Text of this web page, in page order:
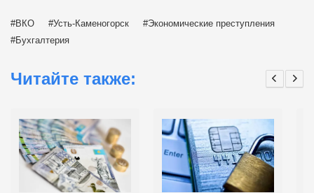
ВКО Усть-Каменогорск
Экономические преступления
Бухгалтерия
Читайте также: